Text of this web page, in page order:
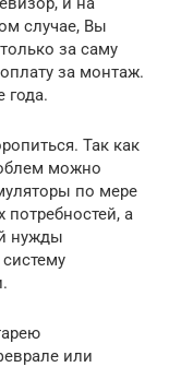
случае, Вы
за саму
за монтаж.
года.
Так как
можно
по мере
а
нужды
или